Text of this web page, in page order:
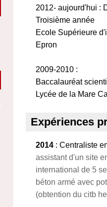
2012- aujourd'hui :
Troisième année
Ecole Supérieure
Epron
2009-2010 :
Baccalauréat
Lycée de la Mare
Expériences
2014 : Centraliste
assistant d'un site
international de 5
béton armé avec
(obtention du citb